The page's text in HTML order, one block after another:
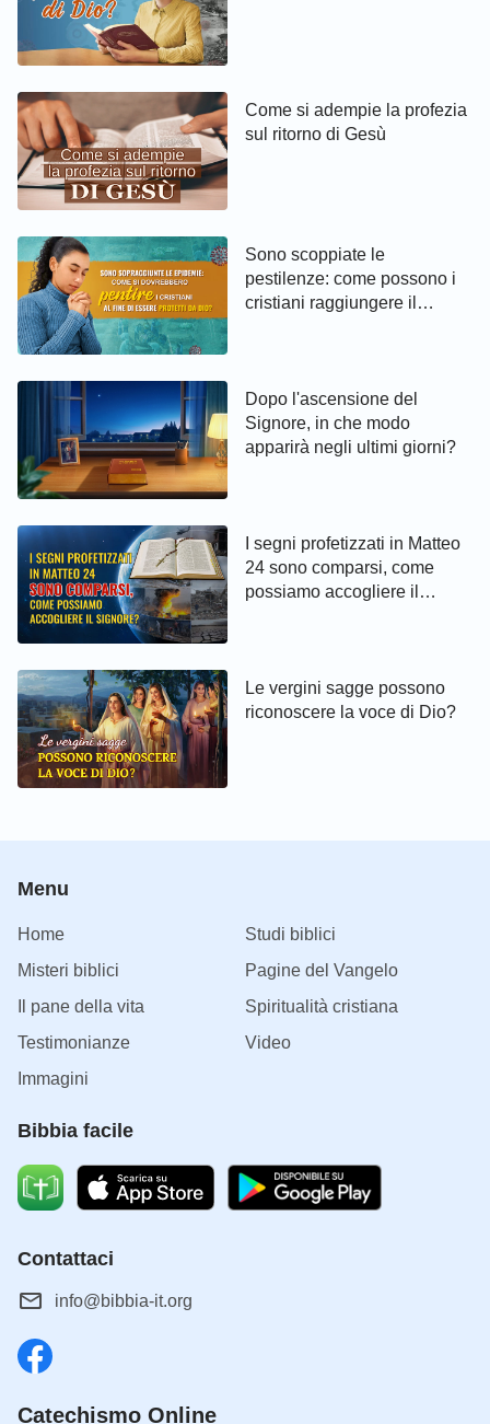
Come si adempie la profezia
sul ritorno di Gesù
Sono scoppiate le
pestilenze: come possono i
cristiani raggiungere il
Dopo l'ascensione del
Signore, in che modo
apparirà negli ultimi giorni?
I segni profetizzati in Matteo
24 sono comparsi, come
possiamo accogliere il
Le vergini sagge possono
riconoscere la voce di Dio?
Menu
Home
Studi biblici
Misteri biblici
Pagine del Vangelo
Il pane della vita
Spiritualità cristiana
Testimonianze
Video
Immagini
Bibbia facile
Contattaci
info@bibbia-it.org
Catechismo Online